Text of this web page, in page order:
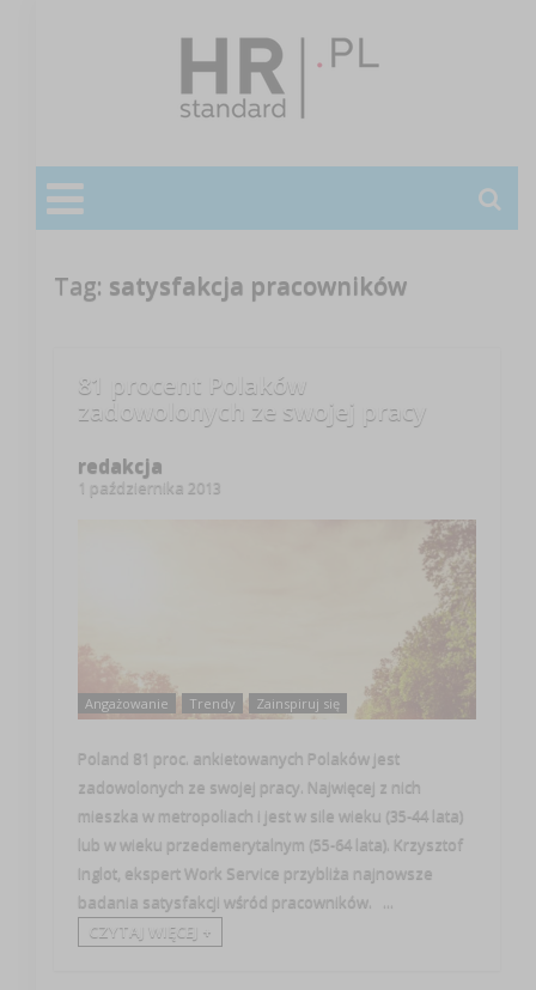
Tag: satysfakcja pracowników
81 procent Polaków
zadowolonych ze swojej pracy
redakcja
1 października 2013
Angażowanie Trendy Zainspiruj się
Poland 81 proc. ankietowanych Polaków jest
zadowolonych ze swojej pracy. Najwięcej z nich
mieszka w metropoliach i jest w sile wieku (35-44 lata)
lub w wieku przedemerytalnym (55-64 lata). Krzysztof
Inglot, ekspert Work Service przybliża najnowsze
badania satysfakcji wśród pracowników. ...
CZYTAJ WIĘCEJ +